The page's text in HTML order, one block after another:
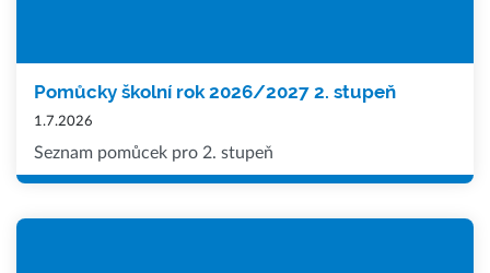
Pomůcky školní rok 2026/2027 2. stupeň
1.7.2026
Seznam pomůcek pro 2. stupeň